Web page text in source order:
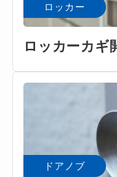
ロッカー
ロッカーカギ
ドアノブ